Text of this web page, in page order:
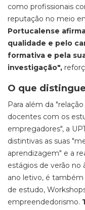
como profissionais
reputação no meio
Portucalense
qualidade e pelo
formativa e pela
investigação",
O que distingue
Para além da
docentes com os
empregadores", a
distintivas as suas
aprendizagem" e a
estágios de verão no
ano letivo, é também
de estudo,
empreendedorismo.